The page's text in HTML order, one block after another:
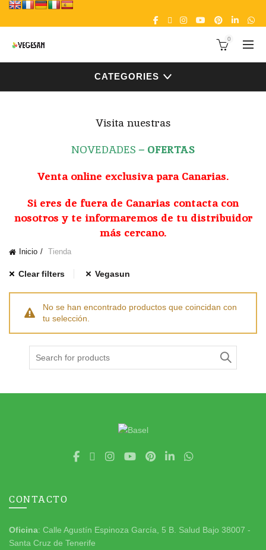
0
CATEGORIES
Visita nuestras
NOVEDADES – OFERTAS
Venta online exclusiva para Canarias.
Si eres de fuera de Canarias contacta con
nosotros y te informaremos de tu distribuidor
más cercano.
Inicio Tienda
Clear filters Vegasun
No se han encontrado productos que coincidan con
tu selección.
CONTACTO
Oficina: Calle Agustín Espinoza García, 5 B. Salud Bajo 38007 -
Santa Cruz de Tenerife